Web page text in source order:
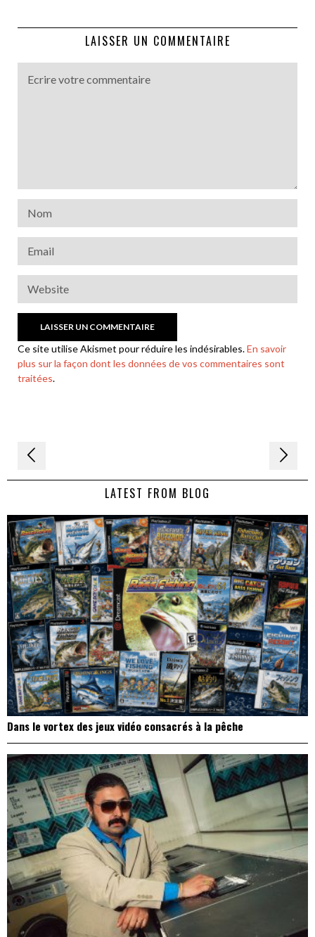
LAISSER UN COMMENTAIRE
Ce site utilise Akismet pour réduire les indésirables.En savoir
plus sur la façon dont les données de vos commentaires sont
traitées.
Navigation
de LATEST FROM BLOG
Dans le vortex des jeux vidéo consacrés à la pêche